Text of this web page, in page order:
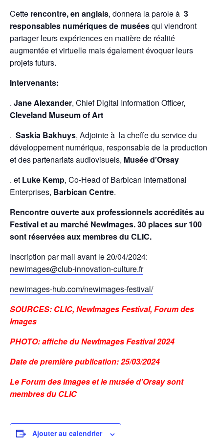
Cette rencontre, en anglais, donnera la parole à 3
responsables numériques de muséesqui viendront
partager leurs expériences en matière de réalité
augmentée et virtuelle mais également évoquer leurs
projets futurs.
Intervenants:
. Jane Alexander, Chief Digital Information Officer,
Cleveland Museum of Art
. Saskia Bakhuys, Adjointe à la cheffe du service du
développement numérique, responsable de la production
et des partenariats audiovisuels, Musée d’Orsay
. et Luke Kemp, Co-Head of Barbican International
Enterprises, Barbican Centre.
Rencontre ouverte aux professionnels accrédités au
Festival et au marché NewImages. 30 places sur 100
sont réservées aux membres du CLIC.
Inscription par mail avant le 20/04/2024:
newimages@club-innovation-culture.fr
newimages-hub.com/newimages-festival/
SOURCES: CLIC, NewImages Festival, Forum des
Images
PHOTO: affiche du NewImages Festival 2024
Date de première publication: 25/03/2024
Le Forum des Images et le musée d’Orsay sont
membres du CLIC
Ajouter au calendrier